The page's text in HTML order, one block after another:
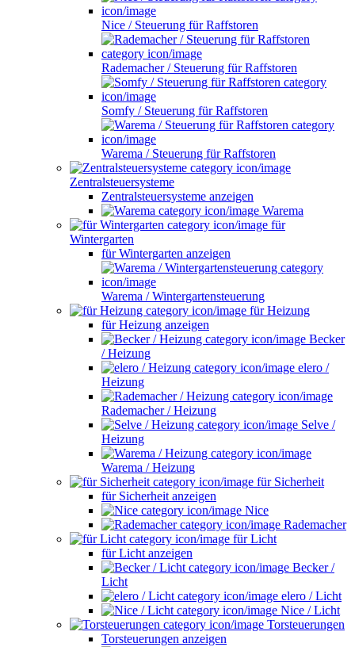
Nice / Steuerung für Raffstoren
Rademacher / Steuerung für Raffstoren
Somfy / Steuerung für Raffstoren
Warema / Steuerung für Raffstoren
Zentralsteuersysteme
Zentralsteuersysteme anzeigen
Warema
für
Wintergarten
für Wintergarten anzeigen
Warema / Wintergartensteuerung
für Heizung
für Heizung anzeigen
Becker
/ Heizung
elero /
Heizung
Rademacher / Heizung
Selve /
Heizung
Warema / Heizung
für Sicherheit
für Sicherheit anzeigen
Nice
Rademacher
für Licht
für Licht anzeigen
Becker /
Licht
elero / Licht
Nice / Licht
Torsteuerungen
Torsteuerungen anzeigen